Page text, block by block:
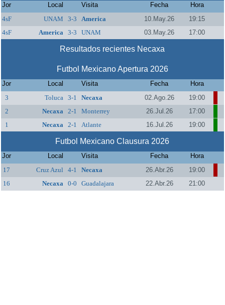
Jor Local Visita Fecha
Hora
4sF
UNAM 3-3 America 10.May.26
19:15
4sF
America 3-3 UNAM 03.May.26 17:00
Resultados recientes Necaxa
Futbol Mexicano Apertura 2026
Jor Local Visita Fecha
Hora
3
Toluca 3-1 Necaxa 02.Ago.26
19:00
2
Necaxa 2-1 Monterrey 26.Jul.26
17:00
1
Necaxa 2-1 Atlante 16.Jul.26 19:00
Futbol Mexicano Clausura 2026
Jor Local Visita Fecha
Hora
17
Cruz Azul 4-1 Necaxa 26.Abr.26
19:00
16
Necaxa 0-0 Guadalajara 22.Abr.26 21:00